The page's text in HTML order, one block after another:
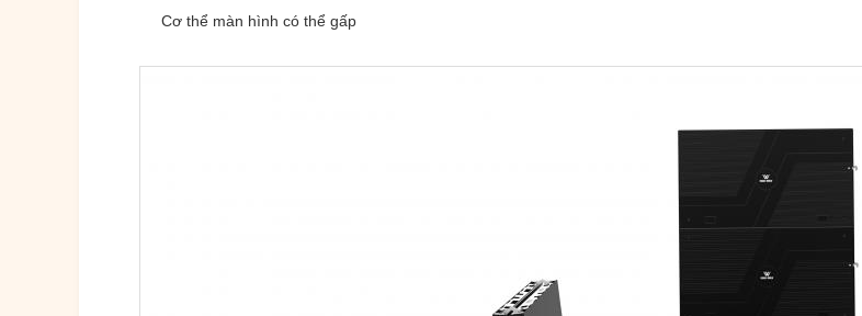
Cơ thể màn hình có thể gấp